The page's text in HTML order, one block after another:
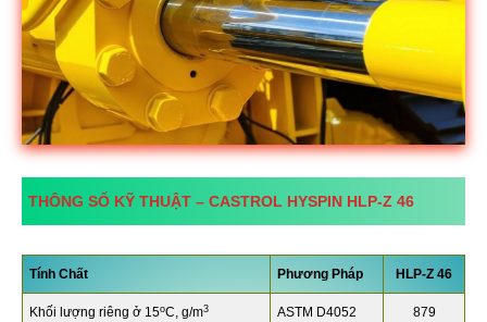
THÔNG SỐ KỸ THUẬT –CASTROL HYSPIN HLP-Z46
Tính Chất Phương Pháp HLP-Z 46
Khối lượng riêng ở 15oC, g/m3 ASTM D4052 879